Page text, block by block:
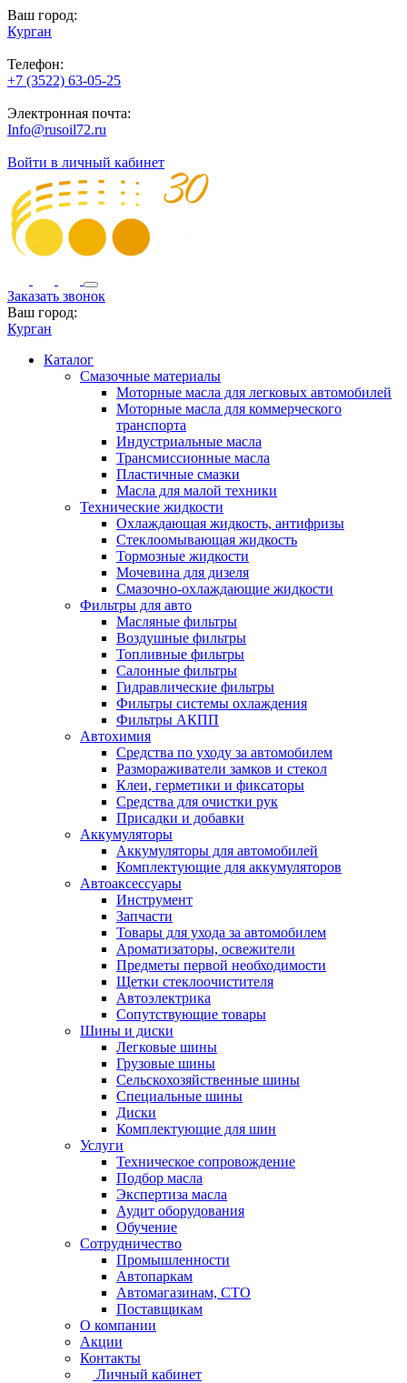
Ваш город:
Курган
Телефон:
+7 (3522) 63-05-25
Электронная почта:
Info@rusoil72.ru
Войти в личный кабинет
Заказать звонок
Ваш город:
Курган
Каталог
Смазочные материалы
Моторные масла для легковых автомобилей
Моторные масла для коммерческого
транспорта
Индустриальные масла
Трансмиссионные масла
Пластичные смазки
Масла для малой техники
Технические жидкости
Охлаждающая жидкость, антифризы
Стеклоомывающая жидкость
Тормозные жидкости
Мочевина для дизеля
Смазочно-охлаждающие жидкости
Фильтры для авто
Масляные фильтры
Воздушные фильтры
Топливные фильтры
Салонные фильтры
Гидравлические фильтры
Фильтры системы охлаждения
Фильтры АКПП
Автохимия
Средства по уходу за автомобилем
Размораживатели замков и стекол
Клеи, герметики и фиксаторы
Средства для очистки рук
Присадки и добавки
Аккумуляторы
Аккумуляторы для автомобилей
Комплектующие для аккумуляторов
Автоаксессуары
Инструмент
Запчасти
Товары для ухода за автомобилем
Ароматизаторы, освежители
Предметы первой необходимости
Щетки стеклоочистителя
Автоэлектрика
Сопутствующие товары
Шины и диски
Легковые шины
Грузовые шины
Сельскохозяйственные шины
Специальные шины
Диски
Комплектующие для шин
Услуги
Техническое сопровождение
Подбор масла
Экспертиза масла
Аудит оборудования
Обучение
Сотрудничество
Промышленности
Автопаркам
Автомагазинам, СТО
Поставщикам
О компании
Акции
Контакты
Личный кабинет